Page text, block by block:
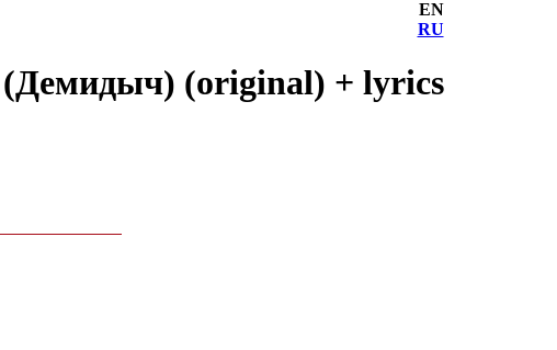
EN
RU
(Демидыч) (original) + lyrics